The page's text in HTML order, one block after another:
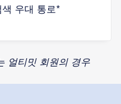
우대 통로*
얼티밋 회원의 경우